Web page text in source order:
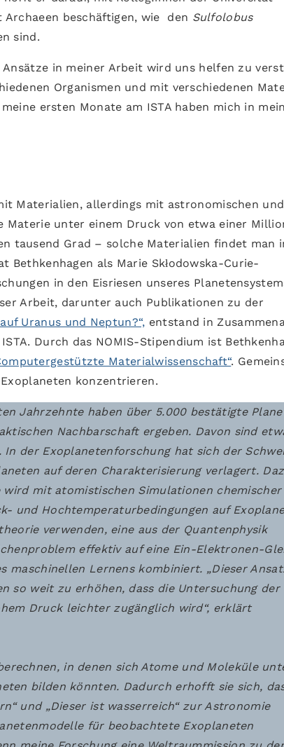
beschäftigen, wie den Sulfolobus
sind.
in meiner Arbeit wird uns helfen zu
Organismen und mit verschiedenen
ersten Monate am ISTA haben mich in
Materialien, allerdings mit astronomischen
unter einem Druck von etwa einer
tausend Grad – solche Materialien findet man
als Marie Skłodowska-Curie-
in den Eisriesen unseres
Arbeit, darunter auch Publikationen zu der
Uranus und Neptun?“, entstand in
Durch das NOMIS-Stipendium ist
Materialwissenschaft“.
konzentrieren.
Jahrzehnte haben über 5.000 bestätigte
Nachbarschaft ergeben. Davon sind
der Exoplanetenforschung hat sich der
auf deren Charakterisierung verlagert.
mit atomistischen Simulationen chemischer
und Hochtemperaturbedingungen auf
verwenden, eine aus der Quantenphysik
effektiv auf eine Ein-Elektronen-
maschinellen Lernens kombiniert. „Dieser
so weit zu erhöhen, dass die Untersuchung der
Druck leichter zugänglich wird“, erklärt
in denen sich Atome und Moleküle
bilden könnten. Dadurch erhofft sie sich,
und „Dieser ist wasserreich“ zur Astronomie
für beobachtete Exoplaneten